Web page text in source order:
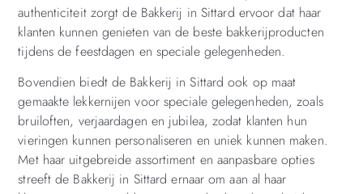
authenticiteit zorgt de Bakkerij in Sittard ervoor dat haar
klanten kunnen genieten van de beste bakkerijproducten
tijdens de feestdagen en speciale gelegenheden.
Bovendien biedt de Bakkerij in Sittard ook op maat
gemaakte lekkernijen voor speciale gelegenheden, zoals
bruiloften, verjaardagen en jubilea, zodat klanten hun
vieringen kunnen personaliseren en uniek kunnen maken.
Met haar uitgebreide assortiment en aanpasbare opties
streeft de Bakkerij in Sittard ernaar om aan al haar